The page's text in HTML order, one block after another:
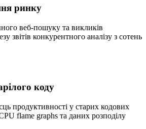
ринку
веб-пошуку та викликів
звітів конкурентного аналізу з сотень
коду
продуктивності у старих кодових
flame graphs та даних розподілу